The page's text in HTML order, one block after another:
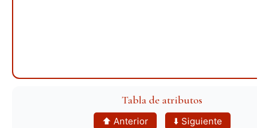
Tabla de atributos
⬆️ Anterior ⬇️ Siguiente